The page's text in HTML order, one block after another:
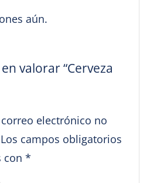
aún.
valorar “Cerveza
electrónico no
Los campos obligatorios
con *